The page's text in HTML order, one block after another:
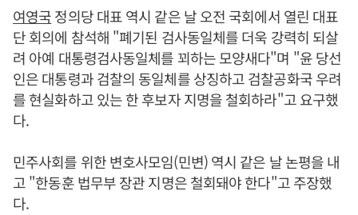
여영국정의당 대표 역시 같은 날 오전 국회에서 열린 대표
단 회의에 참석해 "폐기된 검사동일체를 더욱 강력히 되살
려 아예 대통령검사동일체를 꾀하는 모양새다"며 "윤 당선
인은 대통령과 검찰의 동일체를 상징하고 검찰공화국 우려
를 현실화하고 있는 한 후보자 지명을 철회하라"고 요구했
다.
민주사회를 위한 변호사모임(민변) 역시 같은 날 논평을 내
고 "한동훈 법무부 장관 지명은 철회돼야 한다"고 주장했
다.